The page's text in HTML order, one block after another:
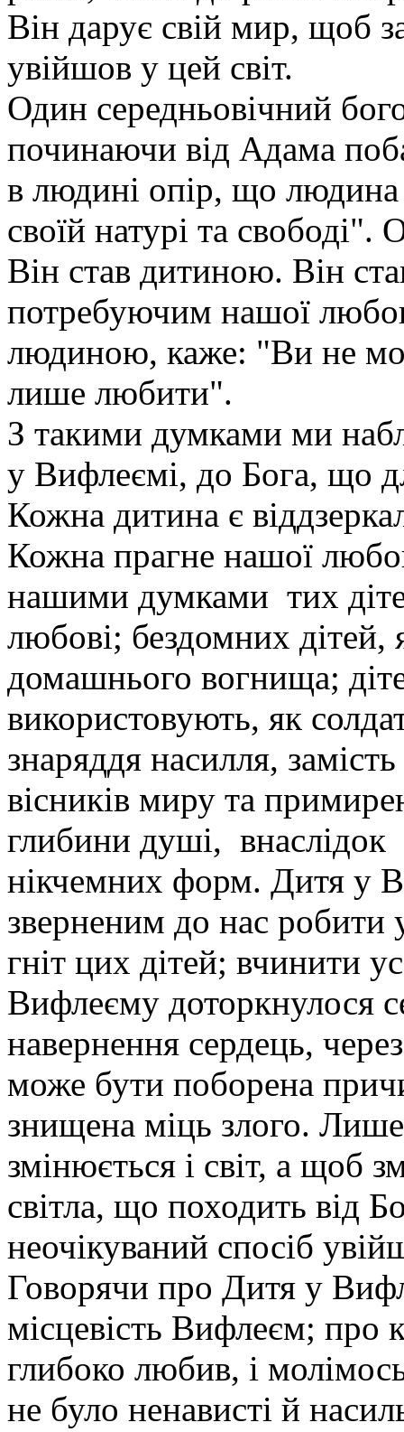
Він дарує свій мир, щоб
увійшов у цей світ.
Один середньовічний
починаючи від Адама
в людині опір, що
своїй натурі та
Він став дитиною. Він
потребуючим нашої
людиною, каже: "Ви не
лише любити".
З такими думками ми
у Вифлеємі, до Бога, що
Кожна дитина є
Кожна прагне нашої
нашими думками тих
любові; бездомних дітей,
домашнього вогнища;
використовують, як
знаряддя насилля,
вісників миру та
глибини душі, внаслідок
нікчемних форм. Дитя у
зверненим до нас
гніт цих дітей; вчинити
Вифлеєму доторкнулося
навернення сердець,
може бути поборена
знищена міць злого.
змінюється і світ, а щоб
світла, що походить від
неочікуваний спосіб
Говорячи про Дитя у
місцевість Вифлеєм; про
глибоко любив, і
не було ненависті й